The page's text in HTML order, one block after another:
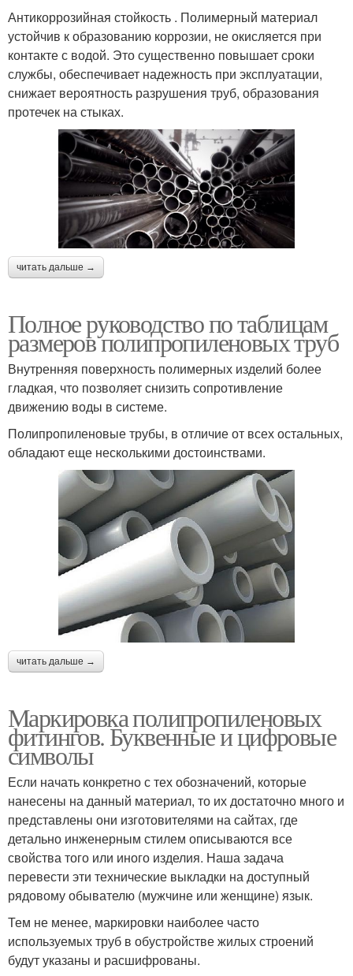
Антикоррозийная стойкость . Полимерный материал
устойчив к образованию коррозии, не окисляется при
контакте с водой. Это существенно повышает сроки
службы, обеспечивает надежность при эксплуатации,
снижает вероятность разрушения труб, образования
протечек на стыках.
читать дальше →
Полное руководство по таблицам
размеров полипропиленовых труб
Внутренняя поверхность полимерных изделий более
гладкая, что позволяет снизить сопротивление
движению воды в системе.
Полипропиленовые трубы, в отличие от всех остальных,
обладают еще несколькими достоинствами.
читать дальше →
Маркировка полипропиленовых
фитингов. Буквенные и цифровые
символы
Если начать конкретно с тех обозначений, которые
нанесены на данный материал, то их достаточно много и
представлены они изготовителями на сайтах, где
детально инженерным стилем описываются все
свойства того или иного изделия. Наша задача
перевести эти технические выкладки на доступный
рядовому обывателю (мужчине или женщине) язык.
Тем не менее, маркировки наиболее часто
используемых труб в обустройстве жилых строений
будут указаны и расшифрованы.